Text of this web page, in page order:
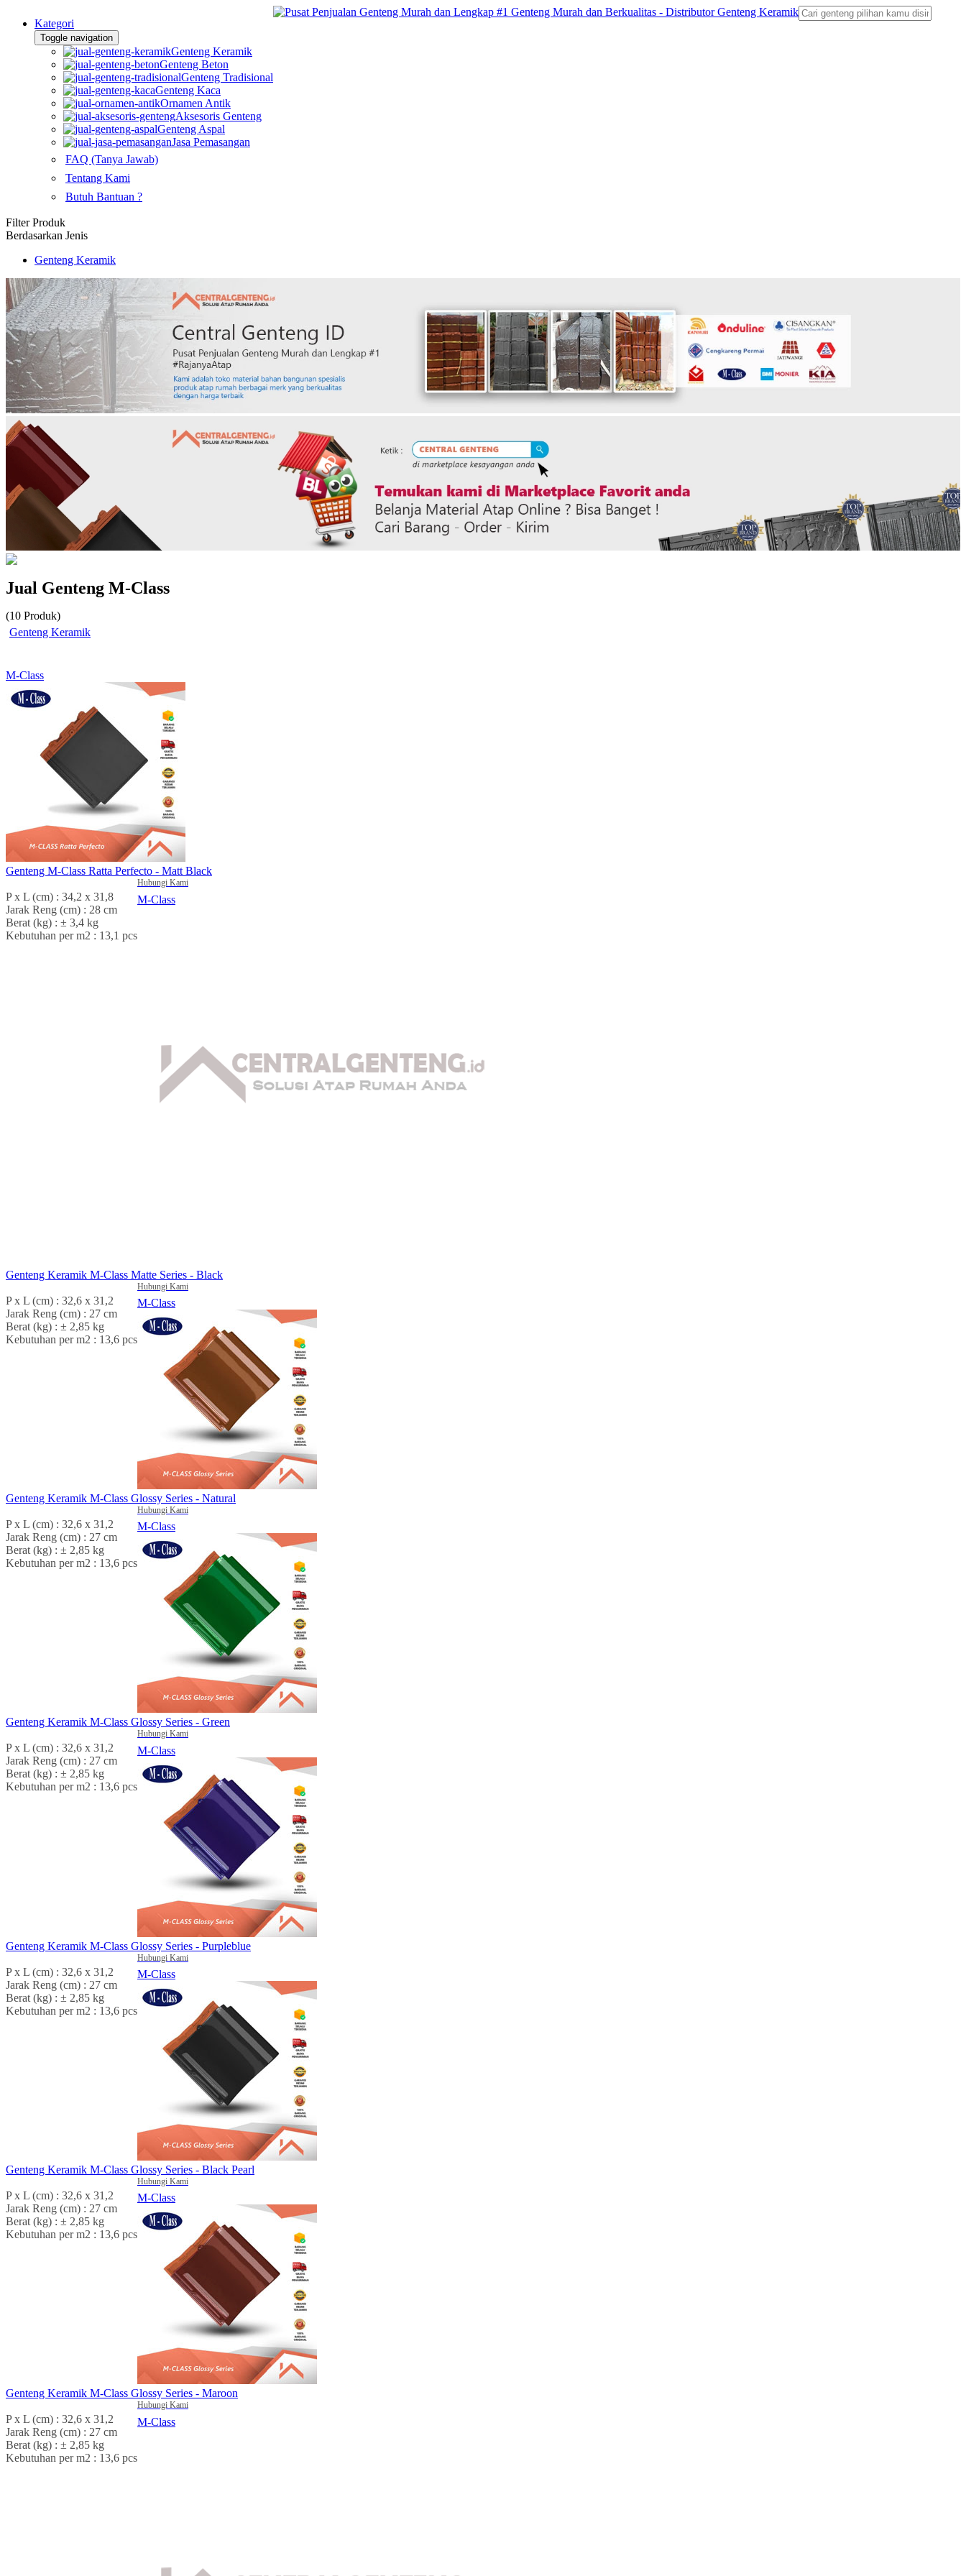
Kategori
Toggle navigation
Genteng Keramik
Genteng Beton
Genteng Tradisional
Genteng Kaca
Ornamen Antik
Aksesoris Genteng
Genteng Aspal
Jasa Pemasangan
FAQ (Tanya Jawab)
Tentang Kami
Butuh Bantuan ?
Filter Produk
Berdasarkan Jenis
Genteng Keramik
Jual Genteng M-Class
(10 Produk)
Genteng Keramik
M-Class
Genteng M-Class Ratta Perfecto - Matt Black
P x L (cm) : 34,2 x 31,8
Jarak Reng (cm) : 28 cm
Berat (kg) : ± 3,4 kg
Kebutuhan per m2 : 13,1 pcs
Hubungi Kami
M-Class
Genteng Keramik M-Class Matte Series - Black
P x L (cm) : 32,6 x 31,2
Jarak Reng (cm) : 27 cm
Berat (kg) : ± 2,85 kg
Kebutuhan per m2 : 13,6 pcs
Hubungi Kami
M-Class
Genteng Keramik M-Class Glossy Series - Natural
P x L (cm) : 32,6 x 31,2
Jarak Reng (cm) : 27 cm
Berat (kg) : ± 2,85 kg
Kebutuhan per m2 : 13,6 pcs
Hubungi Kami
M-Class
Genteng Keramik M-Class Glossy Series - Green
P x L (cm) : 32,6 x 31,2
Jarak Reng (cm) : 27 cm
Berat (kg) : ± 2,85 kg
Kebutuhan per m2 : 13,6 pcs
Hubungi Kami
M-Class
Genteng Keramik M-Class Glossy Series - Purpleblue
P x L (cm) : 32,6 x 31,2
Jarak Reng (cm) : 27 cm
Berat (kg) : ± 2,85 kg
Kebutuhan per m2 : 13,6 pcs
Hubungi Kami
M-Class
Genteng Keramik M-Class Glossy Series - Black Pearl
P x L (cm) : 32,6 x 31,2
Jarak Reng (cm) : 27 cm
Berat (kg) : ± 2,85 kg
Kebutuhan per m2 : 13,6 pcs
Hubungi Kami
M-Class
Genteng Keramik M-Class Glossy Series - Maroon
P x L (cm) : 32,6 x 31,2
Jarak Reng (cm) : 27 cm
Berat (kg) : ± 2,85 kg
Kebutuhan per m2 : 13,6 pcs
Hubungi Kami
M-Class